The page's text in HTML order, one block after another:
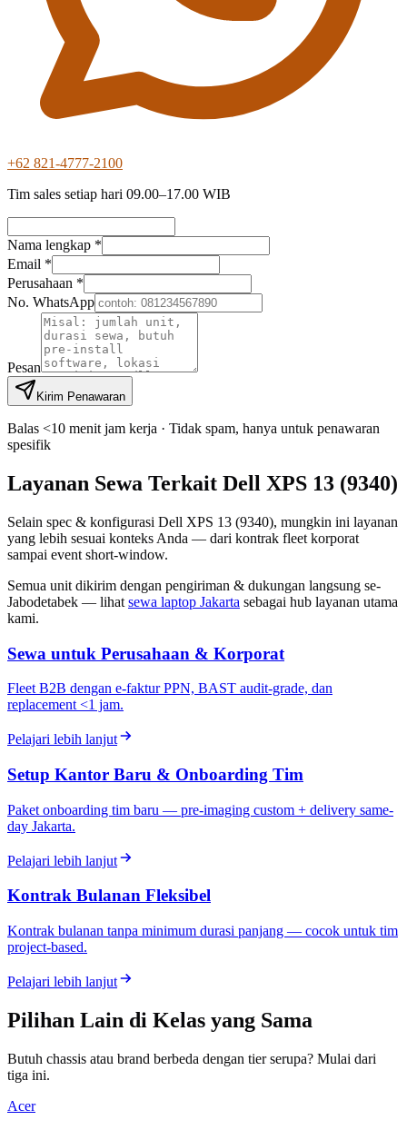
+62 821-4777-2100
Tim sales setiap hari 09.00–17.00 WIB
Nama lengkap *
Email *
Perusahaan *
No. WhatsApp
Pesan
Kirim Penawaran
Balas <10 menit jam kerja · Tidak spam, hanya untuk penawaran
spesifik
Layanan Sewa Terkait Dell XPS 13 (9340)
Selain spec & konfigurasi Dell XPS 13 (9340), mungkin ini layanan
yang lebih sesuai konteks Anda — dari kontrak fleet korporat
sampai event short-window.
Semua unit dikirim dengan pengiriman & dukungan langsung se-
Jabodetabek — lihat sewa laptop Jakarta sebagai hub layanan utama
kami.
Sewa untuk Perusahaan & Korporat
Fleet B2B dengan e-faktur PPN, BAST audit-grade, dan
replacement <1 jam.
Pelajari lebih lanjut
Setup Kantor Baru & Onboarding Tim
Paket onboarding tim baru — pre-imaging custom + delivery same-
day Jakarta.
Pelajari lebih lanjut
Kontrak Bulanan Fleksibel
Kontrak bulanan tanpa minimum durasi panjang — cocok untuk tim
project-based.
Pelajari lebih lanjut
Pilihan Lain di Kelas yang Sama
Butuh chassis atau brand berbeda dengan tier serupa? Mulai dari
tiga ini.
Acer